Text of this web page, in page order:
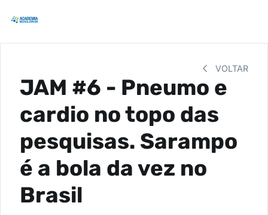
VOLTAR
JAM #6 - Pneumo e
cardio no topo das
pesquisas. Sarampo
é a bola da vez no
Brasil